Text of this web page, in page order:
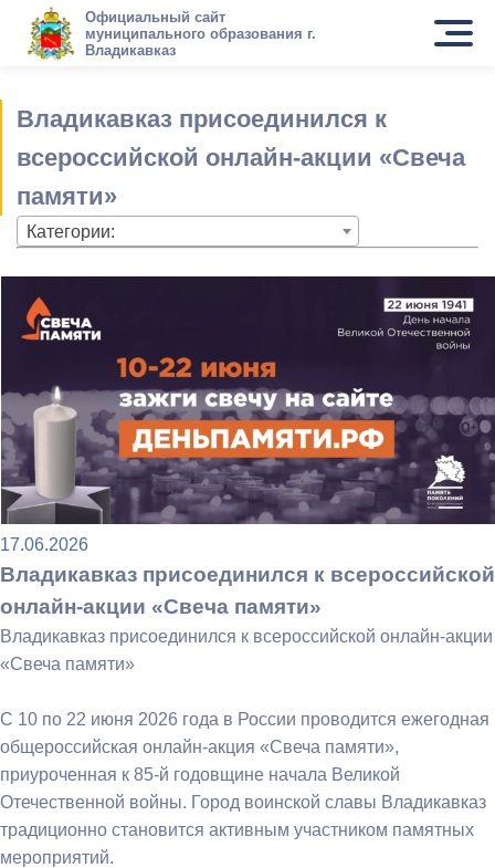
Официальный сайт
муниципального образования г.
Владикавказ
Владикавказ присоединился к
всероссийской онлайн-акции «Свеча
памяти»
Категории:
17.06.2026
Владикавказ присоединился к всероссийской
онлайн-акции «Свеча памяти»
Владикавказ присоединился к всероссийской онлайн-акции
«Свеча памяти»
С 10 по 22 июня 2026 года в России проводится ежегодная
общероссийская онлайн-акция «Свеча памяти»,
приуроченная к 85-й годовщине начала Великой
Отечественной войны. Город воинской славы Владикавказ
традиционно становится активным участником памятных
мероприятий.